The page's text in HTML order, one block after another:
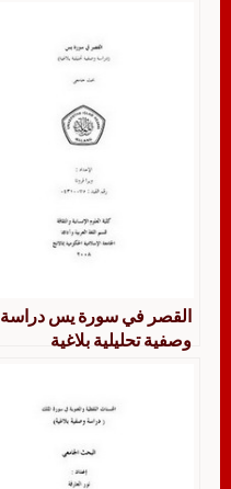
القصر في سورة يس دراسة
وصفية تحليلية بلاغية